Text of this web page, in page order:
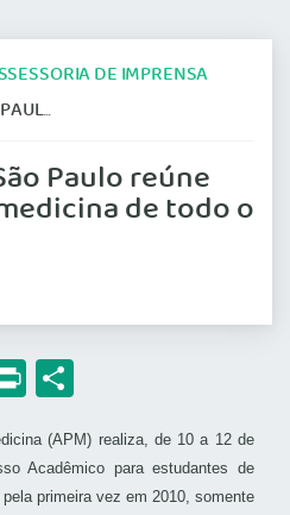
DE IMPRENSA
TODO O PAÍS
Paulo reúne
de todo o
Print
(APM) realiza, de 10 a 12 de
Acadêmico para estudantes de
primeira vez em 2010, somente